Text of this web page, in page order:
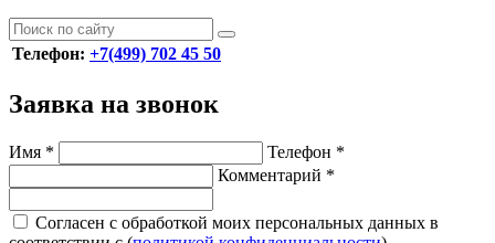
Телефон: +7(499) 702 45 50
Заявка на звонок
Имя * Телефон *
Комментарий *
Согласен с обработкой моих персональных данных в